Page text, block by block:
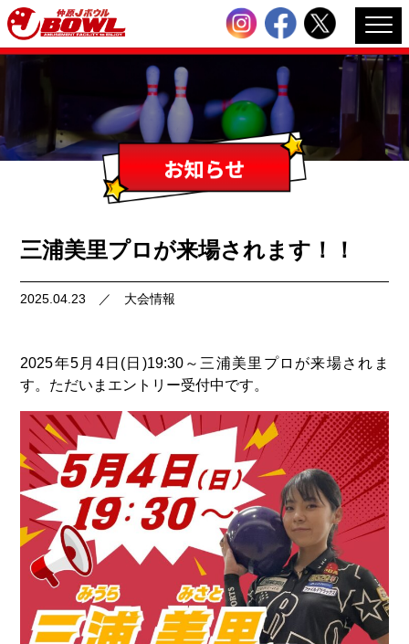
三浦美里プロが来場されます！！
2025.04.23 ／ 大会情報
2025年5月4日(日)19:30～三浦美里プロが来場されま
す。ただいまエントリー受付中です。